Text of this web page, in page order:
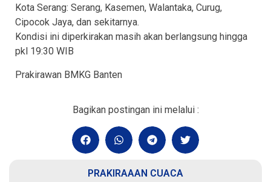
Kota Serang: Serang, Kasemen, Walantaka, Curug,
Cipocok Jaya, dan sekitarnya.
Kondisi ini diperkirakan masih akan berlangsung hingga
pkl 19:30 WIB
Prakirawan BMKG Banten
Bagikan postingan ini melalui :
PRAKIRAAAN CUACA